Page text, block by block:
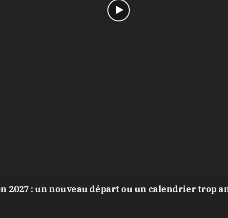
2027 : un nouveau départ ou un calendrier trop